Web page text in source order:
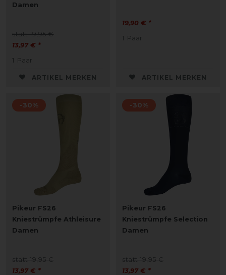
Damen
statt 19,95 €
13,97 € *
1 Paar
ARTIKEL MERKEN
19,90 € *
1 Paar
ARTIKEL MERKEN
-30%
Pikeur FS26
Kniestrümpfe Athleisure
Damen
statt 19,95 €
13,97 € *
-30%
Pikeur FS26
Kniestrümpfe Selection
Damen
statt 19,95 €
13,97 € *